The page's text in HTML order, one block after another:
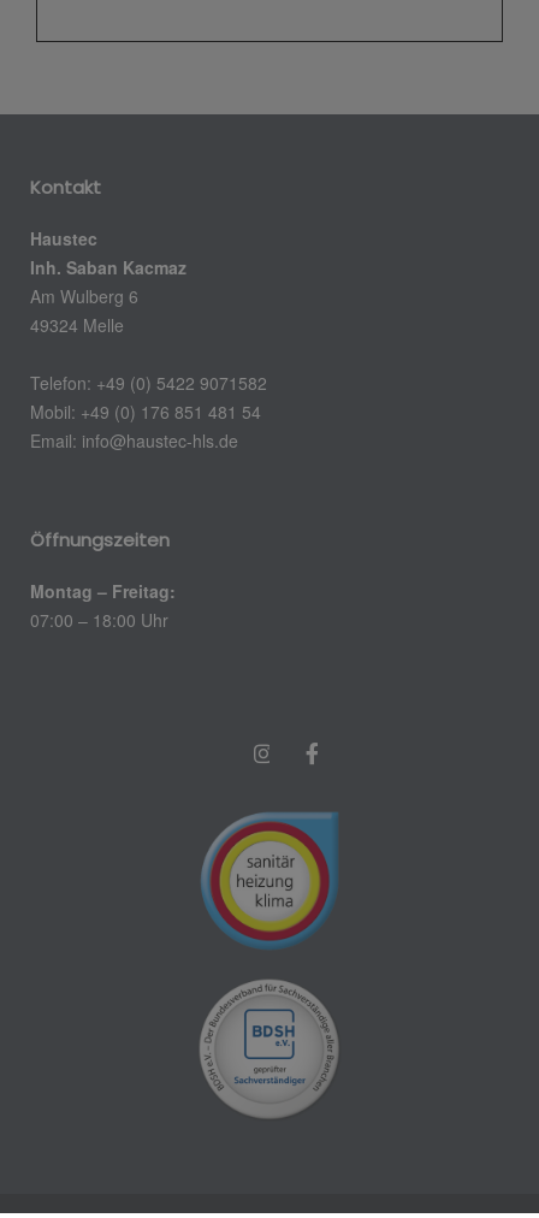
Kontakt
Haustec
Inh. Saban Kacmaz
Am Wulberg 6
49324 Melle
Telefon: +49 (0) 5422 9071582
Mobil: +49 (0) 176 851 481 54
Email: info@haustec-hls.de
Öffnungszeiten
Montag – Freitag:
07:00 – 18:00 Uhr